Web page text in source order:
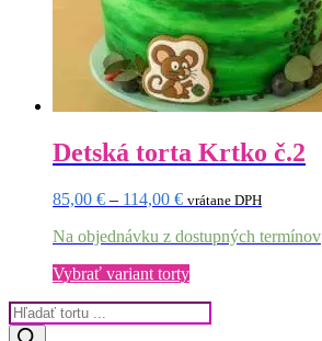
Detská torta Krtko č.2
85,00 € – 114,00 €Price
85,00 €
114,00 €
vrátane DPH
Na objednávku z dostupných termínov
Vybrať variant tortyTento
Products
search